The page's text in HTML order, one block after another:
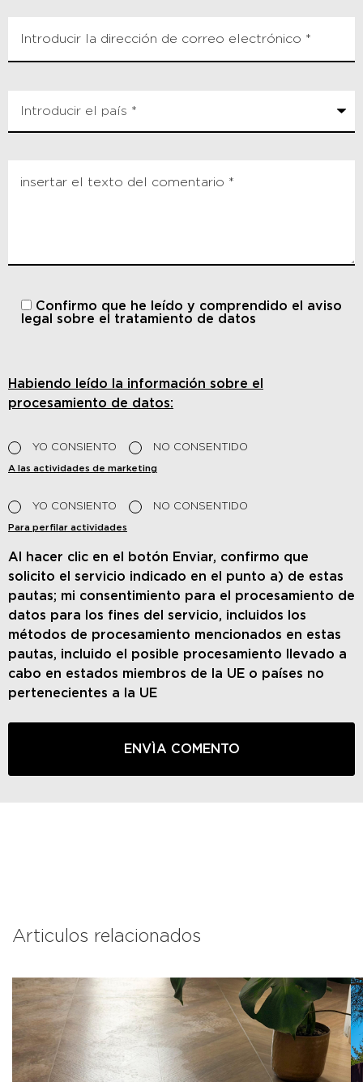
Confirmo que he leído y comprendido el aviso
legal sobre el tratamiento de datos
Habiendo leído la información sobre el
procesamiento de datos:
YO CONSIENTO NO CONSENTIDO
A las actividades de marketing
YO CONSIENTO NO CONSENTIDO
Para perfilar actividades
Al hacer clic en el botón Enviar, confirmo que
solicito el servicio indicado en el punto a) de estas
pautas; mi consentimiento para el procesamiento de
datos para los fines del servicio, incluidos los
métodos de procesamiento mencionados en estas
pautas, incluido el posible procesamiento llevado a
cabo en estados miembros de la UE o países no
pertenecientes a la UE
Articulos relacionados